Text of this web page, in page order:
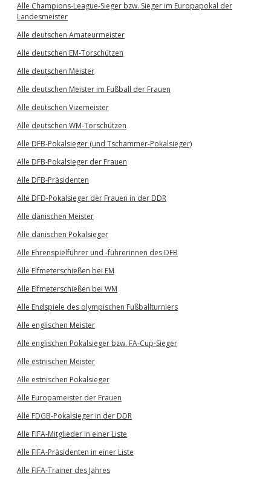
Alle Champions-League-Sieger bzw. Sieger im Europapokal der
Landesmeister
Alle deutschen Amateurmeister
Alle deutschen EM-Torschützen
Alle deutschen Meister
Alle deutschen Meister im Fußball der Frauen
Alle deutschen Vizemeister
Alle deutschen WM-Torschützen
Alle DFB-Pokalsieger (und Tschammer-Pokalsieger)
Alle DFB-Pokalsieger der Frauen
Alle DFB-Präsidenten
Alle DFD-Pokalsieger der Frauen in der DDR
Alle dänischen Meister
Alle dänischen Pokalsieger
Alle Ehrenspielführer und -führerinnen des DFB
Alle Elfmeterschießen bei EM
Alle Elfmeterschießen bei WM
Alle Endspiele des olympischen Fußballturniers
Alle englischen Meister
Alle englischen Pokalsieger bzw. FA-Cup-Sieger
Alle estnischen Meister
Alle estnischen Pokalsieger
Alle Europameister der Frauen
Alle FDGB-Pokalsieger in der DDR
Alle FIFA-Mitglieder in einer Liste
Alle FIFA-Präsidenten in einer Liste
Alle FIFA-Trainer des Jahres